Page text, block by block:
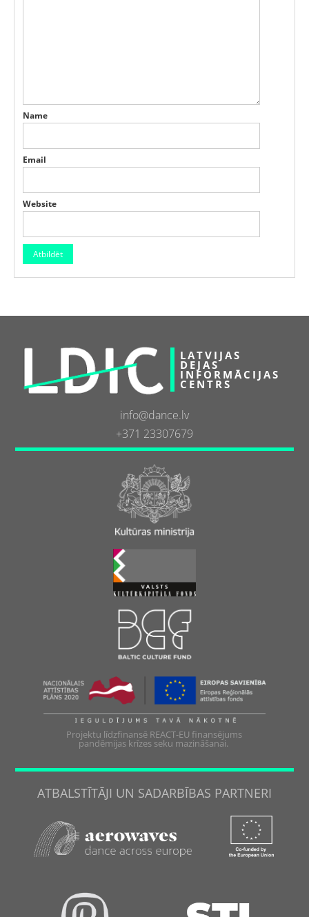
Name
Email
Website
LATVIJAS
DEJAS
INFORMĀCIJAS
CENTRS
info@dance.lv
+371 23307679
Projektu līdzfinansē REACT-EU finansējums
pandēmijas krīzes seku mazināšanai.
ATBALSTĪTĀJI UN SADARBĪBAS PARTNERI